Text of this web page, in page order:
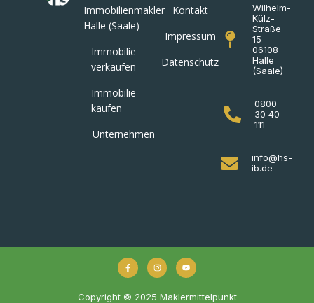
Immobilienmakler
Halle (Saale)
Immobilie
verkaufen
Immobilie
kaufen
Unternehmen
Kontakt
Impressum
Datenschutz
Wilhelm-
Külz-
Straße
15
06108
Halle
(Saale)
0800 –
30 40
111
info@hs-
ib.de
Copyright © 2025 Maklermittelpunkt